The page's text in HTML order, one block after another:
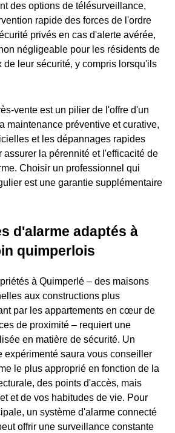
des options de télésurveillance,
rapide des forces de l'ordre
privés en cas d'alerte avérée,
négligeable pour les résidents de
de leur sécurité, y compris lorsqu'ils
vente est un pilier de l'offre d'un
maintenance préventive et curative,
et les dépannages rapides
assurer la pérennité et l'efficacité de
Choisir un professionnel qui
est une garantie supplémentaire
d'alarme adaptés à
quimperlois
à Quimperlé – des maisons
aux constructions plus
par les appartements en cœur de
de proximité – requiert une
en matière de sécurité. Un
expérimenté saura vous conseiller
le plus approprié en fonction de la
des points d'accès, mais
et de vos habitudes de vie. Pour
un système d'alarme connecté
offrir une surveillance constante